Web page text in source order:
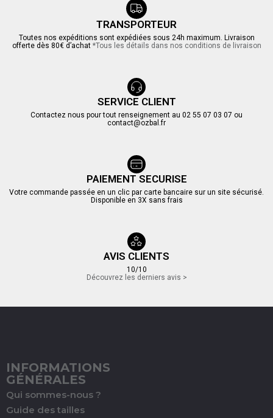
TRANSPORTEUR
Toutes nos expéditions sont expédiées sous 24h maximum. Livraison
offerte dès 80€ d’achat *Tous les détails dans nos conditions de livraison
SERVICE CLIENT
Contactez nous pour tout renseignement au 02 55 07 03 07 ou
contact@ozbal.fr
PAIEMENT SECURISE
Votre commande passée en un clic par carte bancaire sur un site sécurisé.
Disponible en 3X sans frais
AVIS CLIENTS
10/10
Découvrez les derniers avis >
INFORMATIONS
GÉNÉRALES
Qui sommes-nous ?
Guide des tailles